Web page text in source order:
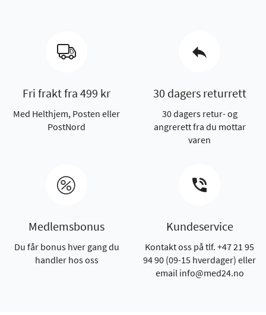
Fri frakt fra 499 kr
Med Helthjem, Posten eller
PostNord
30 dagers returrett
30 dagers retur- og
angrerett fra du mottar
varen
Medlemsbonus
Du får bonus hver gang du
handler hos oss
Kundeservice
Kontakt oss på tlf. +47 21 95
94 90 (09-15 hverdager) eller
email info@med24.no